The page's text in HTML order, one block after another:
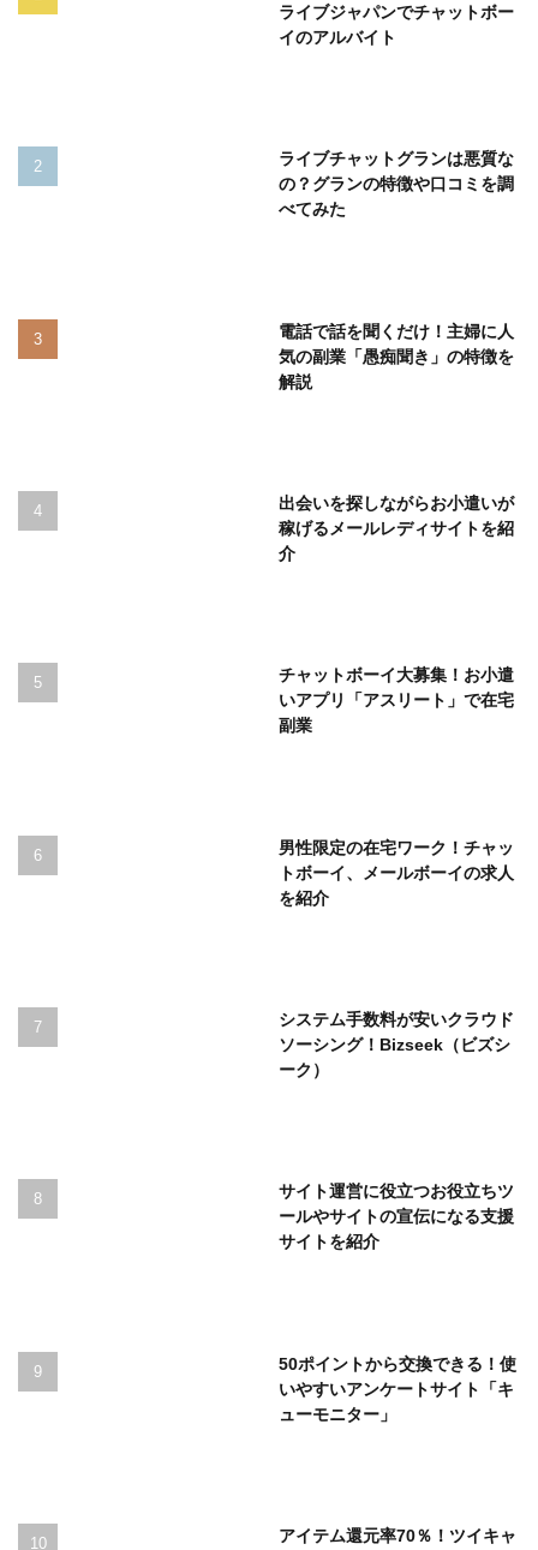
ライブジャパンでチャットボー
イのアルバイト
ライブチャットグランは悪質な
の？グランの特徴や口コミを調
べてみた
電話で話を聞くだけ！主婦に人
気の副業「愚痴聞き」の特徴を
解説
出会いを探しながらお小遣いが
稼げるメールレディサイトを紹
介
チャットボーイ大募集！お小遣
いアプリ「アスリート」で在宅
副業
男性限定の在宅ワーク！チャッ
トボーイ、メールボーイの求人
を紹介
システム手数料が安いクラウド
ソーシング！Bizseek（ビズシ
ーク）
サイト運営に役立つお役立ちツ
ールやサイトの宣伝になる支援
サイトを紹介
50ポイントから交換できる！使
いやすいアンケートサイト「キ
ューモニター」
アイテム還元率70％！ツイキャ